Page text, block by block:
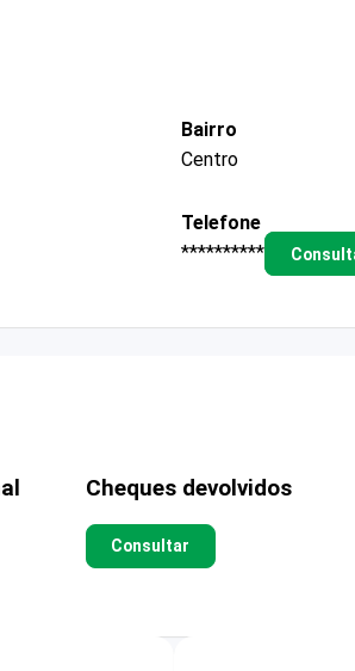
Bairro
Centro
Telefone
**********
Cheques devolvidos
Consultar